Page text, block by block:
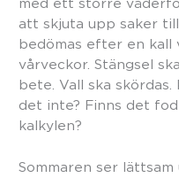
med ett större
att skjuta upp saker
bedömas efter en
vårveckor. Stängsel
bete. Vall ska
det inte? Finns det
kalkylen?
Sommaren ser